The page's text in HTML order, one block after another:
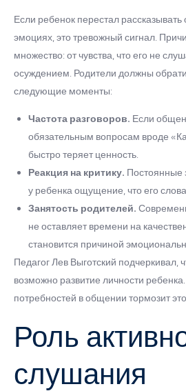
Если ребенок перестал рассказывать
эмоциях, это тревожный сигнал.
множество: от чувства, что его не
осуждением. Родители должны
следующие моменты:
Частота разговоров. Если
обязательным вопросам вроде
быстро теряет ценность.
Реакция на критику.
у ребенка ощущение, что его
Занятость родителей.
не оставляет времени на
становится причиной
Педагог Лев Выготский подчеркивал,
возможно развитие личности
потребностей в общении тормозит
Роль
слушания